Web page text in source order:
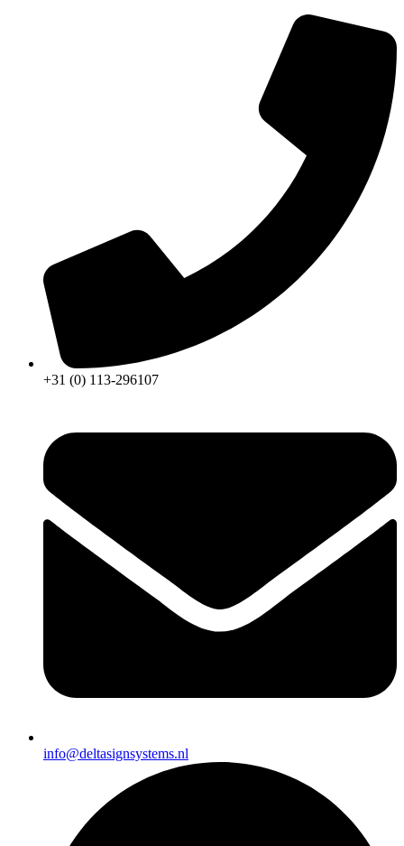
+31 (0) 113-296107
info@deltasignsystems.nl